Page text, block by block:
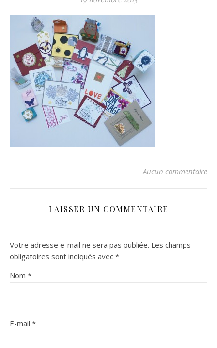
Aucun commentaire
LAISSER UN COMMENTAIRE
Votre adresse e-mail ne sera pas publiée. Les champs
obligatoires sont indiqués avec *
Nom *
E-mail *